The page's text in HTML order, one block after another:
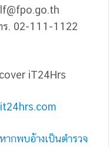
ร. 02-111-1122
iT24Hrs
it24hrs.com
กพบอ้างเป็นตำรวจ